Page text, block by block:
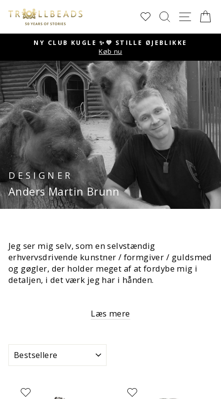
content
SØG SIDE
Pause
slideshow
NY CLUB KUGLE ✨💜 STILLE ØJEBLIKKE
Køb nu
DESIGNER
Anders Martin Brunn
Jeg ser mig selv, som en selvstændig
erhvervsdrivende kunstner / formgiver / guldsmed
og gøgler, der holder meget af at fordybe mig i
detaljen, i det værk jeg har i hånden.
Læs mere